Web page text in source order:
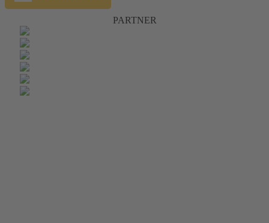
PARTNER